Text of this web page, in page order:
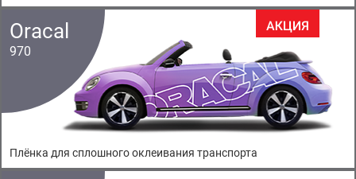
Oracal
970
Плёнка для сплошного оклеивания транспорта